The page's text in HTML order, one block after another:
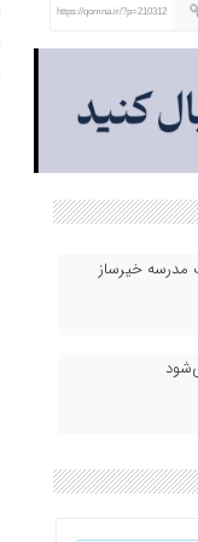
https://qomna.ir/?p=210312
مدرسه خیرساز